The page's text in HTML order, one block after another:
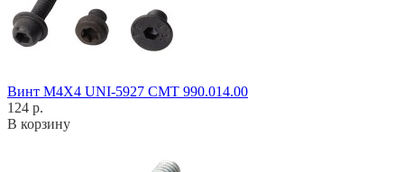
Винт M4X4 UNI-5927 CMT 990.014.00
124 р.
В корзину